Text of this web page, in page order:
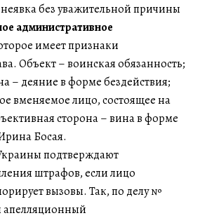
без уважительной причины
административное
имеет признаки
Объект – воинская обязанность;
– деяние в форме бездействия;
вменяемое лицо, состоящее на
сторона – вина в форме
Босая.
подтверждают
штрафов, если лицо
вызовы. Так, по делу №
апелляционный